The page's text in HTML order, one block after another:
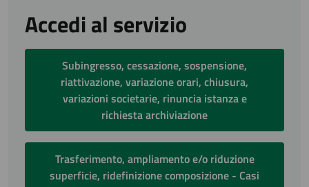
Accedi al servizio
Subingresso, cessazione, sospensione,
riattivazione, variazione orari, chiusura,
variazioni societarie, rinuncia istanza e
richiesta archiviazione
Trasferimento, ampliamento e/o riduzione
superficie, ridefinizione composizione - Casi